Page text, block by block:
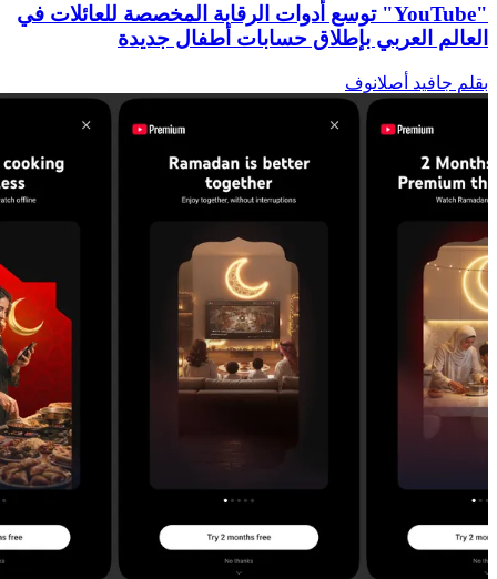
"YouTube" توسع أدوات الرقابة المخصصة للعائلات في
العالم العربي بإطلاق حسابات أطفال جديدة
بقلم جافيد أصلانوف